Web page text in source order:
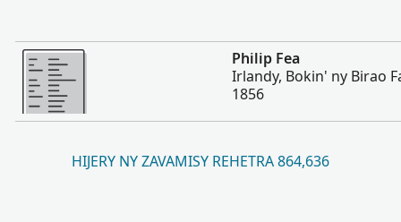
Misimisy kokoa
Philip Fea
Irlandy, Bokin' ny Birao
1856
HIJERY NY ZAVAMISY REHETRA 864,636